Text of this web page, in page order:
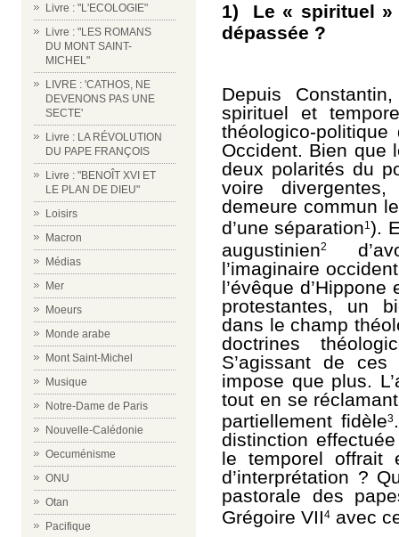
Livre : "L'ECOLOGIE"
Livre : "LES ROMANS
DU MONT SAINT-
MICHEL"
LIVRE : 'CATHOS, NE
DEVENONS PAS UNE
SECTE'
Livre : LA RÉVOLUTION
DU PAPE FRANÇOIS
Livre : "BENOÎT XVI ET
LE PLAN DE DIEU"
Loisirs
Macron
Médias
Mer
Moeurs
Monde arabe
Mont Saint-Michel
Musique
Notre-Dame de Paris
Nouvelle-Calédonie
Oecuménisme
ONU
Otan
Pacifique
1) Le « spirituel »
dépassée ?
Depuis
spirituel et
théologico-
Occident. Bien que
deux polarités du
voire
demeure commun
d’une séparation1).
augustinien2
l’imaginaire
l’évêque
protestantes, un
dans le champ
doctrines
S’agissant de
impose que plus.
tout en se
partiellement fidèle3
distinction
le temporel offrait
d’interprétation ?
pastorale des
Grégoire VII4 avec